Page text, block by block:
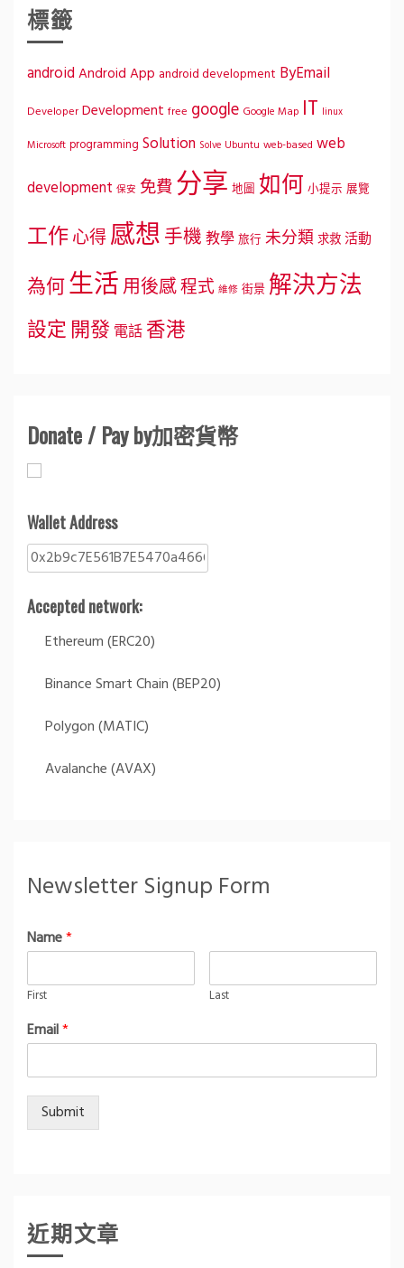
標籤
android Android App android development ByEmail
Developer Development free google Google Map IT linux
Microsoft programming Solution Solve Ubuntu web-based web
development 保安 免費分享 地圖 如何 小提示 展覽
工作心得感想手機教學 旅行 未分類求救活動
為何生活用後感程式 維修 街景 解決方法
設定 開發電話香港
Donate / Pay by加密貨幣
Wallet Address
Accepted network:
Ethereum (ERC20)
Binance Smart Chain (BEP20)
Polygon (MATIC)
Avalanche (AVAX)
Newsletter Signup Form
Name*
First Last
Email*
Submit
近期文章